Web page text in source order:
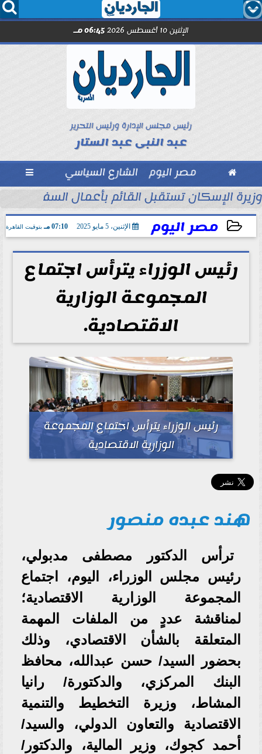
  
الإثنين 10 أغسطس 2026 06:45 مـ
رئيس مجلس الإدارة ورئيس التحرير
عبد النبى عبد الستار
 مصر اليوم الشارع السياسي 
تصنع الأمانة ما...
وزيرة الإسكان تستقبل القائم بأعمال السفير
مصر اليوم الإثنين، 5 مايو 2025 07:10 مـ بتوقيت القاهرة
2025-05-05 19:10:34
رئيس الوزراء يترأس اجتماع
المجموعة الوزارية
الاقتصادية.
رئيس الوزراء يترأس اجتماع المجموعة
الوزارية الاقتصادية
هند عبده منصور
ترأس الدكتور مصطفى مدبولي،
رئيس مجلس الوزراء، اليوم، اجتماع
المجموعة الوزارية الاقتصادية؛
لمناقشة عددٍ من الملفات المهمة
المتعلقة بالشأن الاقتصادي، وذلك
بحضور السيد/ حسن عبدالله، محافظ
البنك المركزي، والدكتورة/ رانيا
المشاط، وزيرة التخطيط والتنمية
الاقتصادية والتعاون الدولي، والسيد/
أحمد كجوك، وزير المالية، والدكتور/